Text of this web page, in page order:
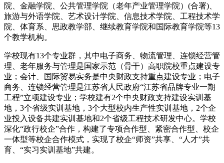
院、金融学院、公共管理学院（老年产业管理学院）(合署)、
旅游与外语学院、艺术设计学院、信息技术学院、工程技术学
院、体育系、思政教学部、继续教育学院和国际教育学院等13
个教学机构。
学校现有13个专业群，其中电子商务、物流管理、连锁经营管
理、老年服务与管理是国家示范（骨干）高职院校重点建设专
业；会计、国际贸易实务是中央财政支持重点建设专业；电子
商务、连锁经营管理是江苏省人民政府“江苏省品牌专业一期
工程”立项建设专业；学校建有2个中央财政支持建设实训基
地，3个省级实训基地，3个大型校内生产性实训基地，2个企
业投入设备共建实训基地和2个省级工程技术研发中心。学校
深化“政行校企”合作，构建了专项合作型、紧密合作型、校企
一体型等校企合作模式，实现了校企“师资”共享、“人才”共
育、“实习实训基地”共建。